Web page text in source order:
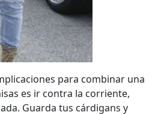
para combinar una
es ir contra la corriente,
Guarda tus cárdigans y